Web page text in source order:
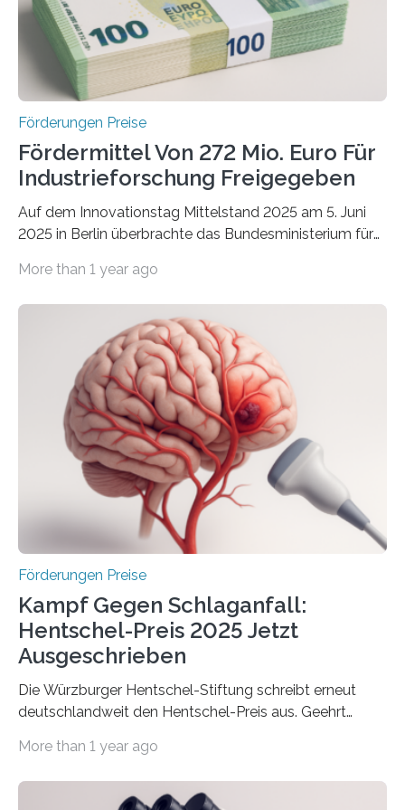
Förderungen Preise
Fördermittel Von 272 Mio. Euro Für
Industrieforschung Freigegeben
Auf dem Innovationstag Mittelstand 2025 am 5. Juni
2025 in Berlin überbrachte das Bundesministerium für
Überplanmäßige Verpflichtungsermächtigungen in
Woche vom Haushaltsausschuss freigegeben – unter
anderem zur Unterstützung der
Industrieforschungsprogramme Industrielle
Gemeinschaftsforschung (IGF), Zentrales
Innovationsprogramm Mittelstand (ZIM) und
Innovationskompetenz INNO-KOM. Auf dem
Innovationstag Mittelstand 2025 am 5. Juni 2025 in
Berlin überbrachte das Bundesministerium für
Wirtschaft und Energie eine gute Nachricht:
Überplanmäßige Verpflichtungsermächtigungen in
More than 1 year ago
Förderungen Preise
Kampf Gegen Schlaganfall:
Hentschel-Preis 2025 Jetzt
Ausgeschrieben
Die Würzburger Hentschel-Stiftung schreibt erneut
deutschlandweit den Hentschel-Preis aus. Geehrt
hochrangige wissenschaftliche Publikation zum Thema
Schlaganfall“ mit Sitz in Würzburg fördert die
More than 1 year ago